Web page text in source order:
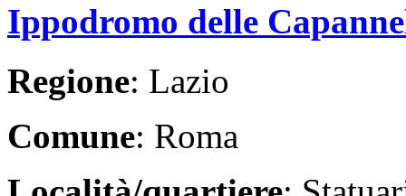
Ippodromo delle
Regione: Lazio
Comune: Roma